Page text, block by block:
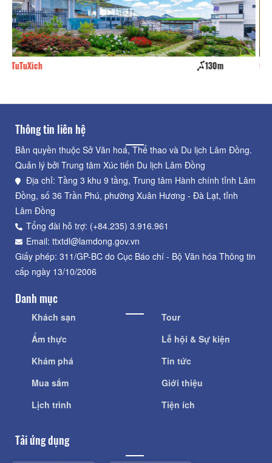
180m
Thông tin liên hệ
Bản quyền thuộc Sở Văn hoá, Thể thao và Du lịch Lâm Đồng.
Quản lý bởi Trung tâm Xúc tiến Du lịch Lâm Đồng
Địa chỉ: Tầng 3 khu 9 tầng, Trung tâm Hành chính tỉnh Lâm
Đồng, số 36 Trần Phú, phường Xuân Hương - Đà Lạt, tỉnh
Lâm Đồng
Tổng đài hỗ trợ: (+84.235) 3.916.961
Email: ttxtdl@lamdong.gov.vn
Giấy phép: 311/GP-BC do Cục Báo chí - Bộ Văn hóa Thông tin
cấp ngày 13/10/2006
Danh mục
Khách sạn
Ẩm thực
Khám phá
Mua sắm
Lịch trình
Tour
Lễ hội & Sự kiện
Tin tức
Giới thiệu
Tiện ích
Tải ứng dụng